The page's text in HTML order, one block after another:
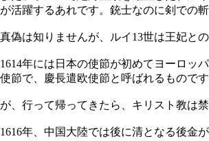
が活躍するあれです。銃士なのに剣での
真偽は知りませんが、ルイ13世は王妃と
1614年には日本の使節が初めてヨーロッ
使節で、慶長遣欧使節と呼ばれるものです
が、行って帰ってきたら、キリスト教は
1616年、中国大陸では後に清となる後金